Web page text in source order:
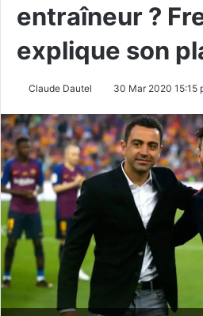
entraîneur ?
explique son
Claude Dautel 30 Mar 2020 15:15